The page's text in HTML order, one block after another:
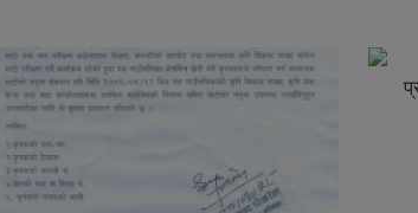
प्रस्ताव आह्वान सम्बन्धि सूचना